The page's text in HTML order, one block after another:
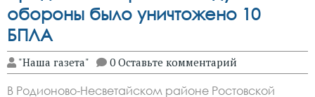
обороны было уничтожено 10
БПЛА
"Наша газета" 0 Оставьте комментарий
В Родионово-Несветайском районе Ростовской